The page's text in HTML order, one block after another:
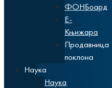
ФОНБоард
Е-
Књижара
Продавница
поклона
Наука
Наука